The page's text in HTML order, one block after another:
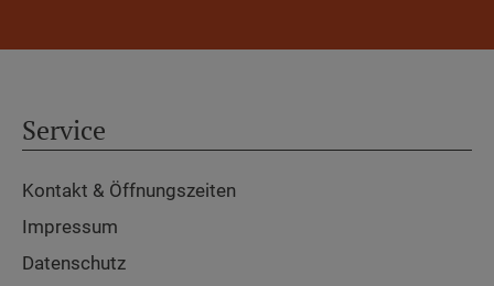
Service
Kontakt & Öffnungszeiten
Impressum
Datenschutz